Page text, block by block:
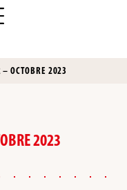
– OCTOBRE 2023
2023